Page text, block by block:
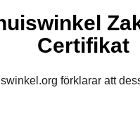
Certifikat
förklarar att